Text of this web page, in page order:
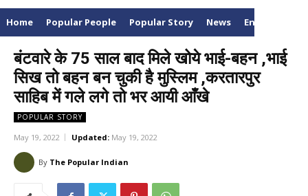
Home Popular People Popular Story News
बंटवारे के 75 साल बाद मिले खोये भाई-बहन ,भाई
सिख तो बहन बन चुकी है मुस्लिम ,करतारपुर
साहिब में गले लगे तो भर आयी आँखे
POPULAR STORY
May 19, 2022 Updated: May 19, 2022
By The Popular Indian